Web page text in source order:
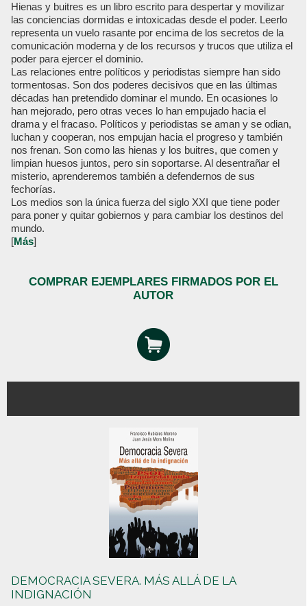
Hienas y buitres es un libro escrito para despertar y movilizar
las conciencias dormidas e intoxicadas desde el poder. Leerlo
representa un vuelo rasante por encima de los secretos de la
comunicación moderna y de los recursos y trucos que utiliza el
poder para ejercer el dominio.
Las relaciones entre políticos y periodistas siempre han sido
tormentosas. Son dos poderes decisivos que en las últimas
décadas han pretendido dominar el mundo. En ocasiones lo
han mejorado, pero otras veces lo han empujado hacia el
drama y el fracaso. Políticos y periodistas se aman y se odian,
luchan y cooperan, nos empujan hacia el progreso y también
nos frenan. Son como las hienas y los buitres, que comen y
limpian huesos juntos, pero sin soportarse. Al desentrañar el
misterio, aprenderemos también a defendernos de sus
fechorías.
Los medios son la única fuerza del siglo XXI que tiene poder
para poner y quitar gobiernos y para cambiar los destinos del
mundo.
[Más]
COMPRAR EJEMPLARES FIRMADOS POR EL
AUTOR
DEMOCRACIA SEVERA. MÁS ALLÁ DE LA
INDIGNACIÓN